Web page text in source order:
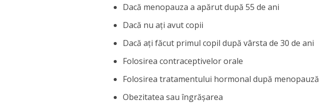
Dacă menopauza a apărut după 55 de ani
Dacă nu ați avut copii
Dacă ați făcut primul copil după vârsta de 30 de ani
Folosirea contraceptivelor orale
Folosirea tratamentului hormonal după menopauză
Obezitatea sau îngrășarea